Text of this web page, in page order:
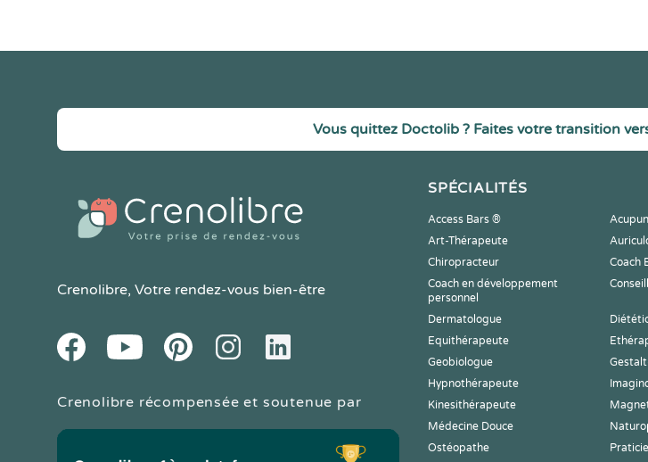
Vous quittez Doctolib ? Faites votre transition
Crenolibre, Votre rendez-vous bien-être
FacebookYoutube PinteresetInstagramLinkedIn
Crenolibre récompensée et soutenue par
SPÉCIALITÉS
Access Bars ®
Art-Thérapeute
Chiropracteur
Coach
Coach en développement
personnel
Dermatologue
Equithérapeute
Geobiologue
Hypnothérapeute
Kinesithérapeute
Médecine Douce
Ostéopathe